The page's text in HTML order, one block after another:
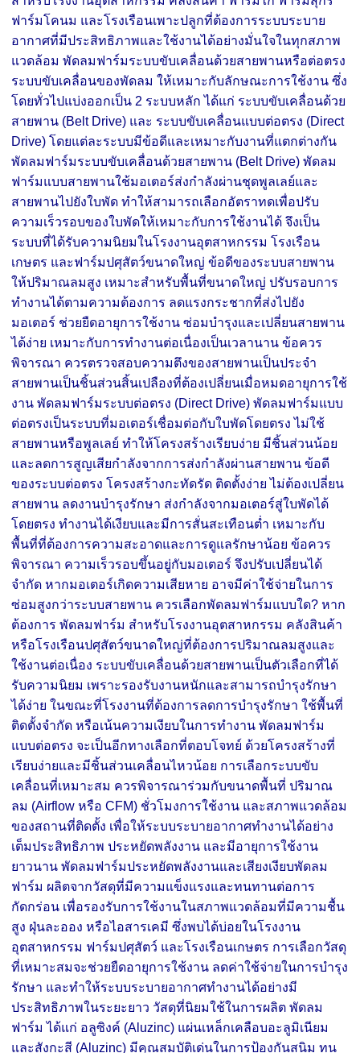
ฟาร์มโคนม และโรงเรือนเพาะปลูกที่ต้องการระบบระบาย
อากาศที่มีประสิทธิภาพและใช้งานได้อย่างมั่นใจในทุกสภาพ
แวดล้อม พัดลมฟาร์มระบบขับเคลื่อนด้วยสายพานหรือต่อตรง
ระบบขับเคลื่อนของพัดลม ให้เหมาะกับลักษณะการใช้งาน ซึ่ง
โดยทั่วไปแบ่งออกเป็น 2 ระบบหลัก ได้แก่ ระบบขับเคลื่อนด้วย
สายพาน (Belt Drive) และ ระบบขับเคลื่อนแบบต่อตรง (Direct
Drive) โดยแต่ละระบบมีข้อดีและเหมาะกับงานที่แตกต่างกัน
พัดลมฟาร์มระบบขับเคลื่อนด้วยสายพาน (Belt Drive) พัดลม
ฟาร์มแบบสายพานใช้มอเตอร์ส่งกำลังผ่านชุดพูลเลย์และ
สายพานไปยังใบพัด ทำให้สามารถเลือกอัตราทดเพื่อปรับ
ความเร็วรอบของใบพัดให้เหมาะกับการใช้งานได้ จึงเป็น
ระบบที่ได้รับความนิยมในโรงงานอุตสาหกรรม โรงเรือน
เกษตร และฟาร์มปศุสัตว์ขนาดใหญ่ ข้อดีของระบบสายพาน
ให้ปริมาณลมสูง เหมาะสำหรับพื้นที่ขนาดใหญ่ ปรับรอบการ
ทำงานได้ตามความต้องการ ลดแรงกระชากที่ส่งไปยัง
มอเตอร์ ช่วยยืดอายุการใช้งาน ซ่อมบำรุงและเปลี่ยนสายพาน
ได้ง่าย เหมาะกับการทำงานต่อเนื่องเป็นเวลานาน ข้อควร
พิจารณา ควรตรวจสอบความตึงของสายพานเป็นประจำ
สายพานเป็นชิ้นส่วนสิ้นเปลืองที่ต้องเปลี่ยนเมื่อหมดอายุการใช้
งาน พัดลมฟาร์มระบบต่อตรง (Direct Drive) พัดลมฟาร์มแบบ
ต่อตรงเป็นระบบที่มอเตอร์เชื่อมต่อกับใบพัดโดยตรง ไม่ใช้
สายพานหรือพูลเลย์ ทำให้โครงสร้างเรียบง่าย มีชิ้นส่วนน้อย
และลดการสูญเสียกำลังจากการส่งกำลังผ่านสายพาน ข้อดี
ของระบบต่อตรง โครงสร้างกะทัดรัด ติดตั้งง่าย ไม่ต้องเปลี่ยน
สายพาน ลดงานบำรุงรักษา ส่งกำลังจากมอเตอร์สู่ใบพัดได้
โดยตรง ทำงานได้เงียบและมีการสั่นสะเทือนต่ำ เหมาะกับ
พื้นที่ที่ต้องการความสะอาดและการดูแลรักษาน้อย ข้อควร
พิจารณา ความเร็วรอบขึ้นอยู่กับมอเตอร์ จึงปรับเปลี่ยนได้
จำกัด หากมอเตอร์เกิดความเสียหาย อาจมีค่าใช้จ่ายในการ
ซ่อมสูงกว่าระบบสายพาน ควรเลือกพัดลมฟาร์มแบบใด? หาก
ต้องการ พัดลมฟาร์ม สำหรับโรงงานอุตสาหกรรม คลังสินค้า
หรือโรงเรือนปศุสัตว์ขนาดใหญ่ที่ต้องการปริมาณลมสูงและ
ใช้งานต่อเนื่อง ระบบขับเคลื่อนด้วยสายพานเป็นตัวเลือกที่ได้
รับความนิยม เพราะรองรับงานหนักและสามารถบำรุงรักษา
ได้ง่าย ในขณะที่โรงงานที่ต้องการลดการบำรุงรักษา ใช้พื้นที่
ติดตั้งจำกัด หรือเน้นความเงียบในการทำงาน พัดลมฟาร์ม
แบบต่อตรง จะเป็นอีกทางเลือกที่ตอบโจทย์ ด้วยโครงสร้างที่
เรียบง่ายและมีชิ้นส่วนเคลื่อนไหวน้อย การเลือกระบบขับ
เคลื่อนที่เหมาะสม ควรพิจารณาร่วมกับขนาดพื้นที่ ปริมาณ
ลม (Airflow หรือ CFM) ชั่วโมงการใช้งาน และสภาพแวดล้อม
ของสถานที่ติดตั้ง เพื่อให้ระบบระบายอากาศทำงานได้อย่าง
เต็มประสิทธิภาพ ประหยัดพลังงาน และมีอายุการใช้งาน
ยาวนาน พัดลมฟาร์มประหยัดพลังงานและเสียงเงียบพัดลม
ฟาร์ม ผลิตจากวัสดุที่มีความแข็งแรงและทนทานต่อการ
กัดกร่อน เพื่อรองรับการใช้งานในสภาพแวดล้อมที่มีความชื้น
สูง ฝุ่นละออง หรือไอสารเคมี ซึ่งพบได้บ่อยในโรงงาน
อุตสาหกรรม ฟาร์มปศุสัตว์ และโรงเรือนเกษตร การเลือกวัสดุ
ที่เหมาะสมจะช่วยยืดอายุการใช้งาน ลดค่าใช้จ่ายในการบำรุง
รักษา และทำให้ระบบระบายอากาศทำงานได้อย่างมี
ประสิทธิภาพในระยะยาว วัสดุที่นิยมใช้ในการผลิต พัดลม
ฟาร์ม ได้แก่ อลูซิงค์ (Aluzinc) แผ่นเหล็กเคลือบอะลูมิเนียม
และสังกะสี (Aluzinc) มีคุณสมบัติเด่นในการป้องกันสนิม ทน